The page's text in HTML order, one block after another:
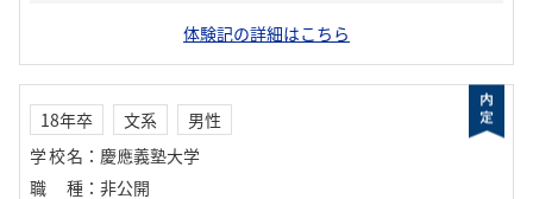
体験記の詳細はこちら
18年卒 文系
男性
学校名 ： 慶應義塾大学
職種 ： 非公開